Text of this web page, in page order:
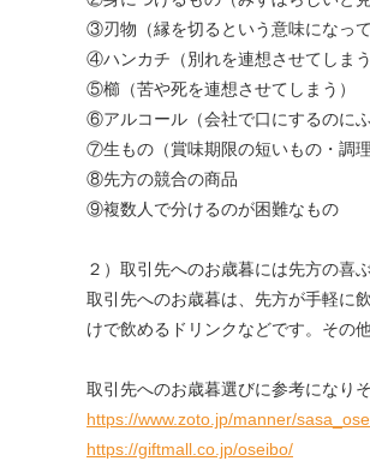
③刃物（縁を切るという意味になって
④ハンカチ（別れを連想させてしまう
⑤櫛（苦や死を連想させてしまう）
⑥アルコール（会社で口にするのに
⑦生もの（賞味期限の短いもの・調
⑧先方の競合の商品
⑨複数人で分けるのが困難なもの
２）取引先へのお歳暮には先方の喜
取引先へのお歳暮は、先方が手軽に
けで飲めるドリンクなどです。その
取引先へのお歳暮選びに参考になり
https://www.zoto.jp/manner/
https://giftmall.co.jp/oseibo/